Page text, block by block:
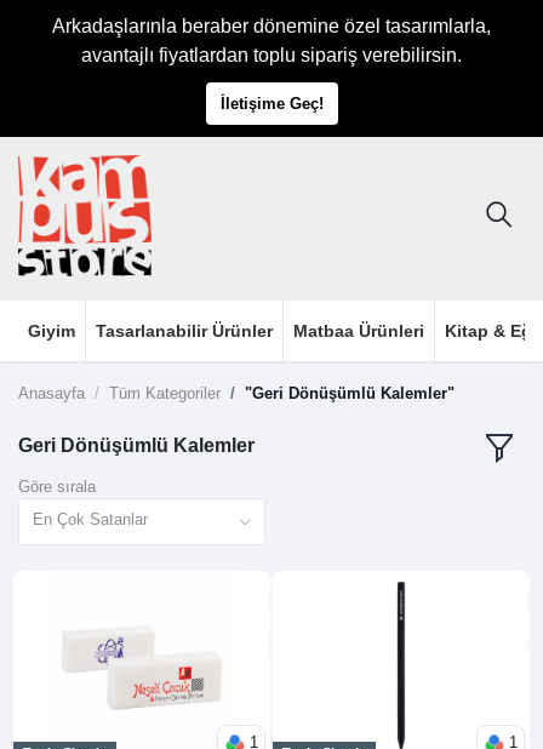
Arkadaşlarınla beraber dönemine özel tasarımlarla,
avantajlı fiyatlardan toplu sipariş verebilirsin.
İletişime Geç!
Giyim Tasarlanabilir Ürünler Matbaa Ürünleri Kitap &
Anasayfa Tüm Kategoriler "Geri Dönüşümlü Kalemler"
Geri Dönüşümlü Kalemler
Göre sırala
En Çok Satanlar
1 1